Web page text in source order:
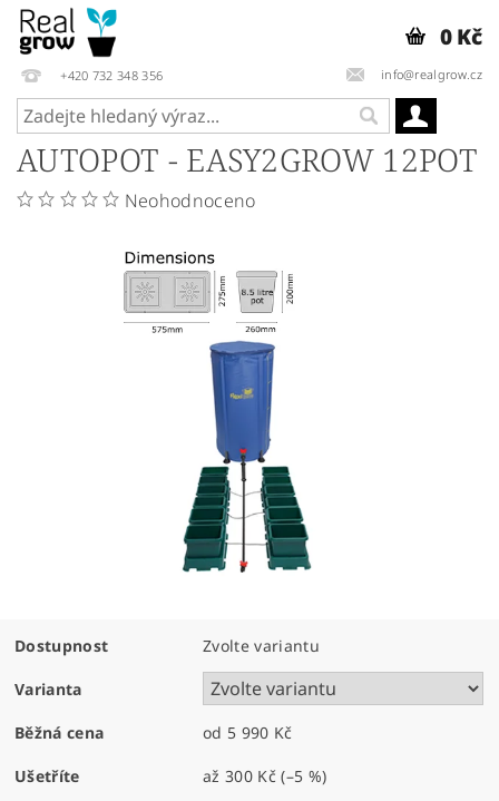
+420 732 348 356 info@realgrow.cz
0 Kč
AUTOPOT - EASY2GROW 12POT
Neohodnoceno
Dostupnost Zvolte variantu
Varianta
Běžná cena od 5 990 Kč
Ušetříte až300 Kč(–5 %)